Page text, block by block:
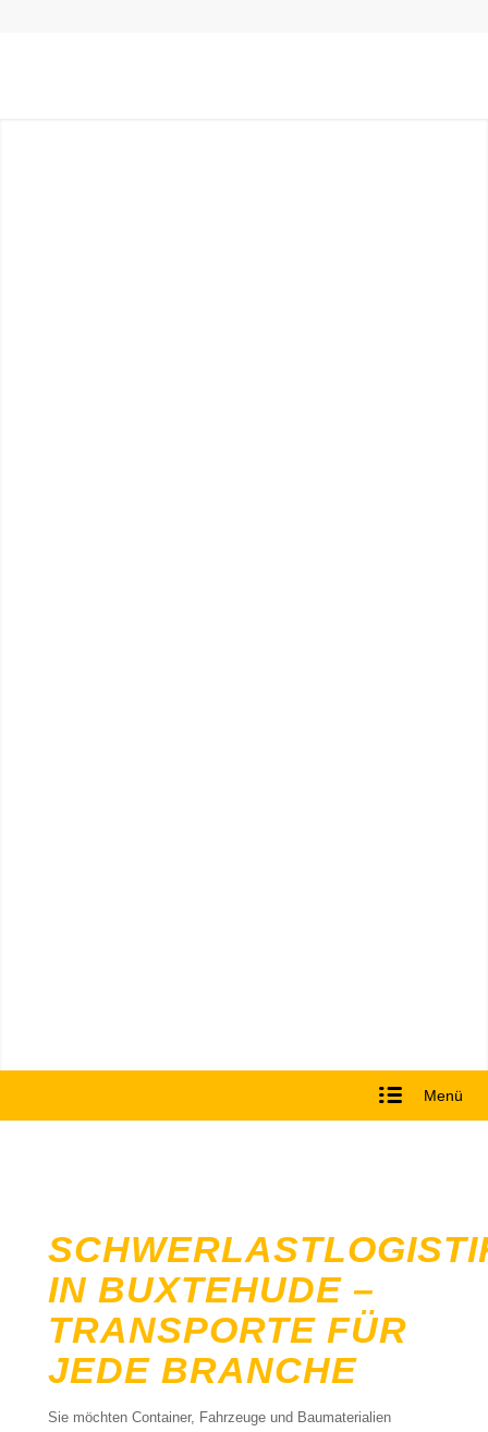
Menü
IN BUXTEHUDE –
TRANSPORTE FÜR
JEDE BRANCHE
Sie möchten Container, Fahrzeuge und Baumaterialien